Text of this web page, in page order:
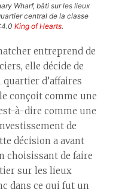
Wharf, bâti surles lieux
central de la classe
King of Hearts.
entreprend de
elle décide de
d’affaires
conçoit comme une
à-dire comme une
de
décision a avant
choisissant de faire
sur les lieux
dans ce qui fut un